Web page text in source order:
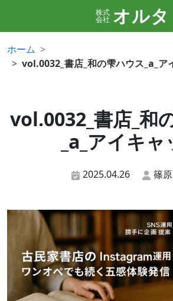
株式
会社 オルタ
ホーム
vol.0032_書店_和の雫ハウス_a_ア
vol.0032_書店_和
_a_アイキ
2025.04.26 篠